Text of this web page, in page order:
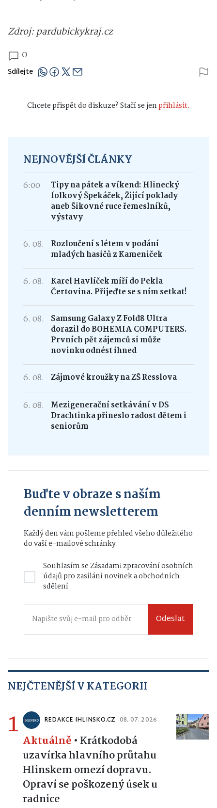
Zdroj: pardubickykraj.cz
0
Sdílejte
Chcete přispět do diskuze? Stačí se jenpřihlásit.
NEJNOVĚJŠÍ ČLÁNKY
6:00
Tipy na pátek a víkend: Hlinecký
folkový Špekáček, Žijící poklady
aneb Šikovné ruce řemeslníků,
výstavy
6. 08.
Rozloučení s létem v podání
mladých hasičů z Kameniček
6. 08.
Karel Havlíček míří do Pekla
Čertovina. Přijeďte se s ním setkat!
6. 08.
Samsung Galaxy Z Fold8 Ultra
dorazil do BOHEMIA COMPUTERS.
Prvních pět zájemců si může
novinku odnést ihned
6. 08. Zájmové kroužky na ZŠ Resslova
6. 08.
Mezigenerační setkávání v DS
Drachtinka přineslo radost dětem i
seniorům
Buďte v obraze s naším
denním newsletterem
Každý den vám pošleme přehled všeho důležitého
do vaší e-mailové schránky.
Souhlasím seZásadami zpracování osobních
údajůpro zasílání novinek a obchodních
sdělení
Odeslat
NEJČTENĚJŠÍ V KATEGORII
1 REDAKCE IHLINSKO.CZ 08. 07. 2026
Aktuálně • Krátkodobá
uzavírka hlavního průtahu
Hlinskem omezí dopravu.
Opraví se poškozený úsek u
radnice